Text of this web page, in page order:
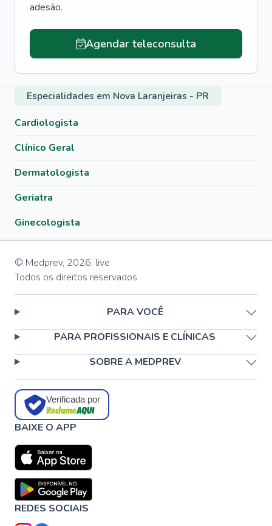
adesão.
Agendar teleconsulta
Especialidades em Nova Laranjeiras - PR
Cardiologista
Clínico Geral
Dermatologista
Geriatra
Ginecologista
© Medprev, 2026, live
Todos os direitos reservados
PARA VOCÊ
PARA PROFISSIONAIS E CLÍNICAS
SOBRE A MEDPREV
Verificada por
BAIXE O APP
REDES SOCIAIS